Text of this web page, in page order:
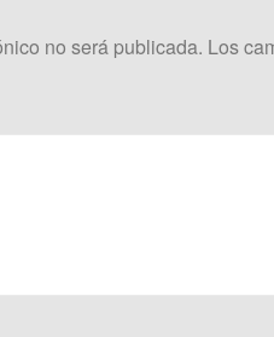
no será publicada. Los